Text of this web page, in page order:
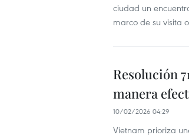
ciudad un
marco de su visita
Resolución
manera
10/02/2026 04:29
Vietnam prioriza